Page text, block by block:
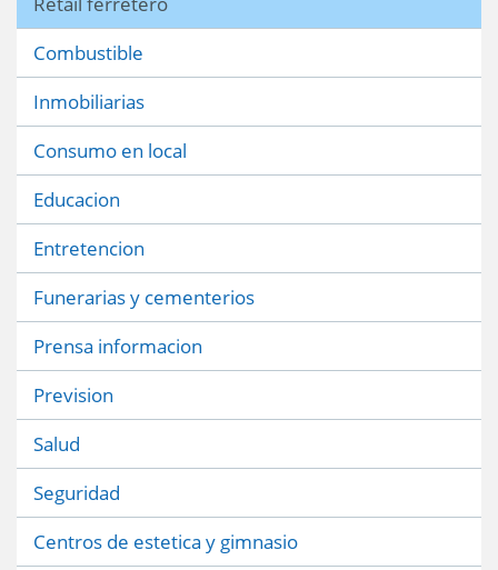
Combustible
Inmobiliarias
Consumo en local
Educacion
Entretencion
Funerarias y cementerios
Prensa informacion
Prevision
Salud
Seguridad
Centros de estetica y gimnasio